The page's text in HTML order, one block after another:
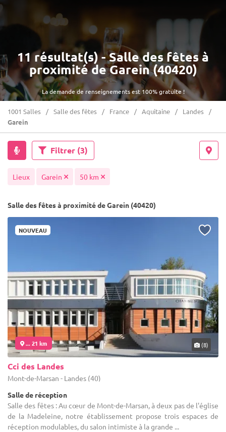
La demande de renseignements est 100% gratuite !
11 résultat(s) - Salle des fêtes à
proximité de Garein (40420)
1001 Salles Salle des fêtes France Aquitaine
Landes
Garein
Filtrer (3)
Lieux Garein 50 km
Salle des fêtes à proximité de Garein (40420)
NOUVEAU
... 21 km (8)
Cci des Landes
Mont-de-Marsan - Landes (40)
Salle de réception
Salle des fêtes : Au cœur de Mont-de-Marsan, à deux pas de l'église
de la Madeleine, notre établissement propose trois espaces de
réception modulables, du salon intimiste à la grande ...